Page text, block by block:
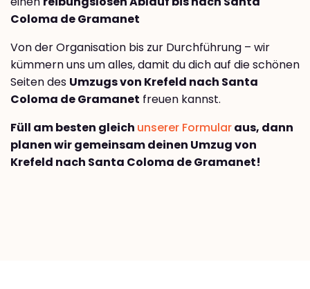
Coloma de Gramanet
Von der Organisation bis zur Durchführung – wir
kümmern uns um alles, damit du dich auf die schönen
Seiten des Umzugs von Krefeld nach Santa
Coloma de Gramanet freuen kannst.
Füll am besten gleich unserer Formularaus, dann
planen wir gemeinsam deinen Umzug von
Krefeld nach Santa Coloma de Gramanet!